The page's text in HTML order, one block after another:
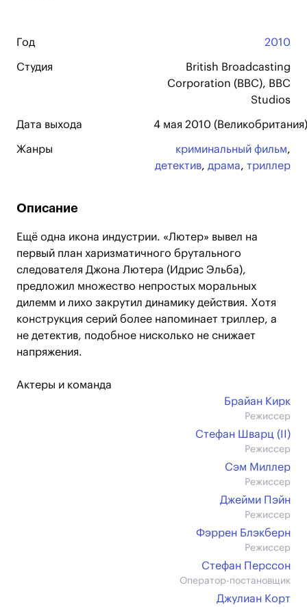
Год 2010
Студия
British Broadcasting
Corporation (BBC), BBC
Studios
Дата выхода 4 мая 2010
Жанры криминальный фильм,
детектив, драма, триллер
Описание
Ещё одна икона индустрии. «Лютер» вывел на
первый план харизматичного брутального
следователя Джона Лютера (Идрис Эльба),
предложил множество непростых моральных
дилемм и лихо закрутил динамику действия. Хотя
конструкция серий более напоминает триллер, а
не детектив, подобное нисколько не снижает
напряжения.
Актеры и команда
Брайан Кирк
Режиссер
Стефан Шварц (II)
Режиссер
Сэм Миллер
Режиссер
Джейми Пэйн
Режиссер
Фэррен Блэкберн
Режиссер
Стефан Перссон
Оператор-постановщик
Джулиан Корт